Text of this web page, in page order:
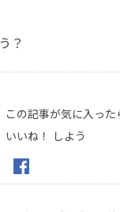
？
この記事が気に入った
いいね！ しよう